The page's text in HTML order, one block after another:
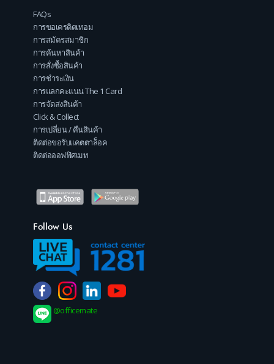
FAQs
การขอเครดิตเทอม
การสมัครสมาชิก
การค้นหาสินค้า
การสั่งซื้อสินค้า
การชำระเงิน
การแลกคะแนน The 1 Card
การจัดส่งสินค้า
Click & Collect
การเปลี่ยน / คืนสินค้า
ติดต่อขอรับแคตตาล็อค
ติดต่อออฟฟิศเมท
Follow Us
@officemate